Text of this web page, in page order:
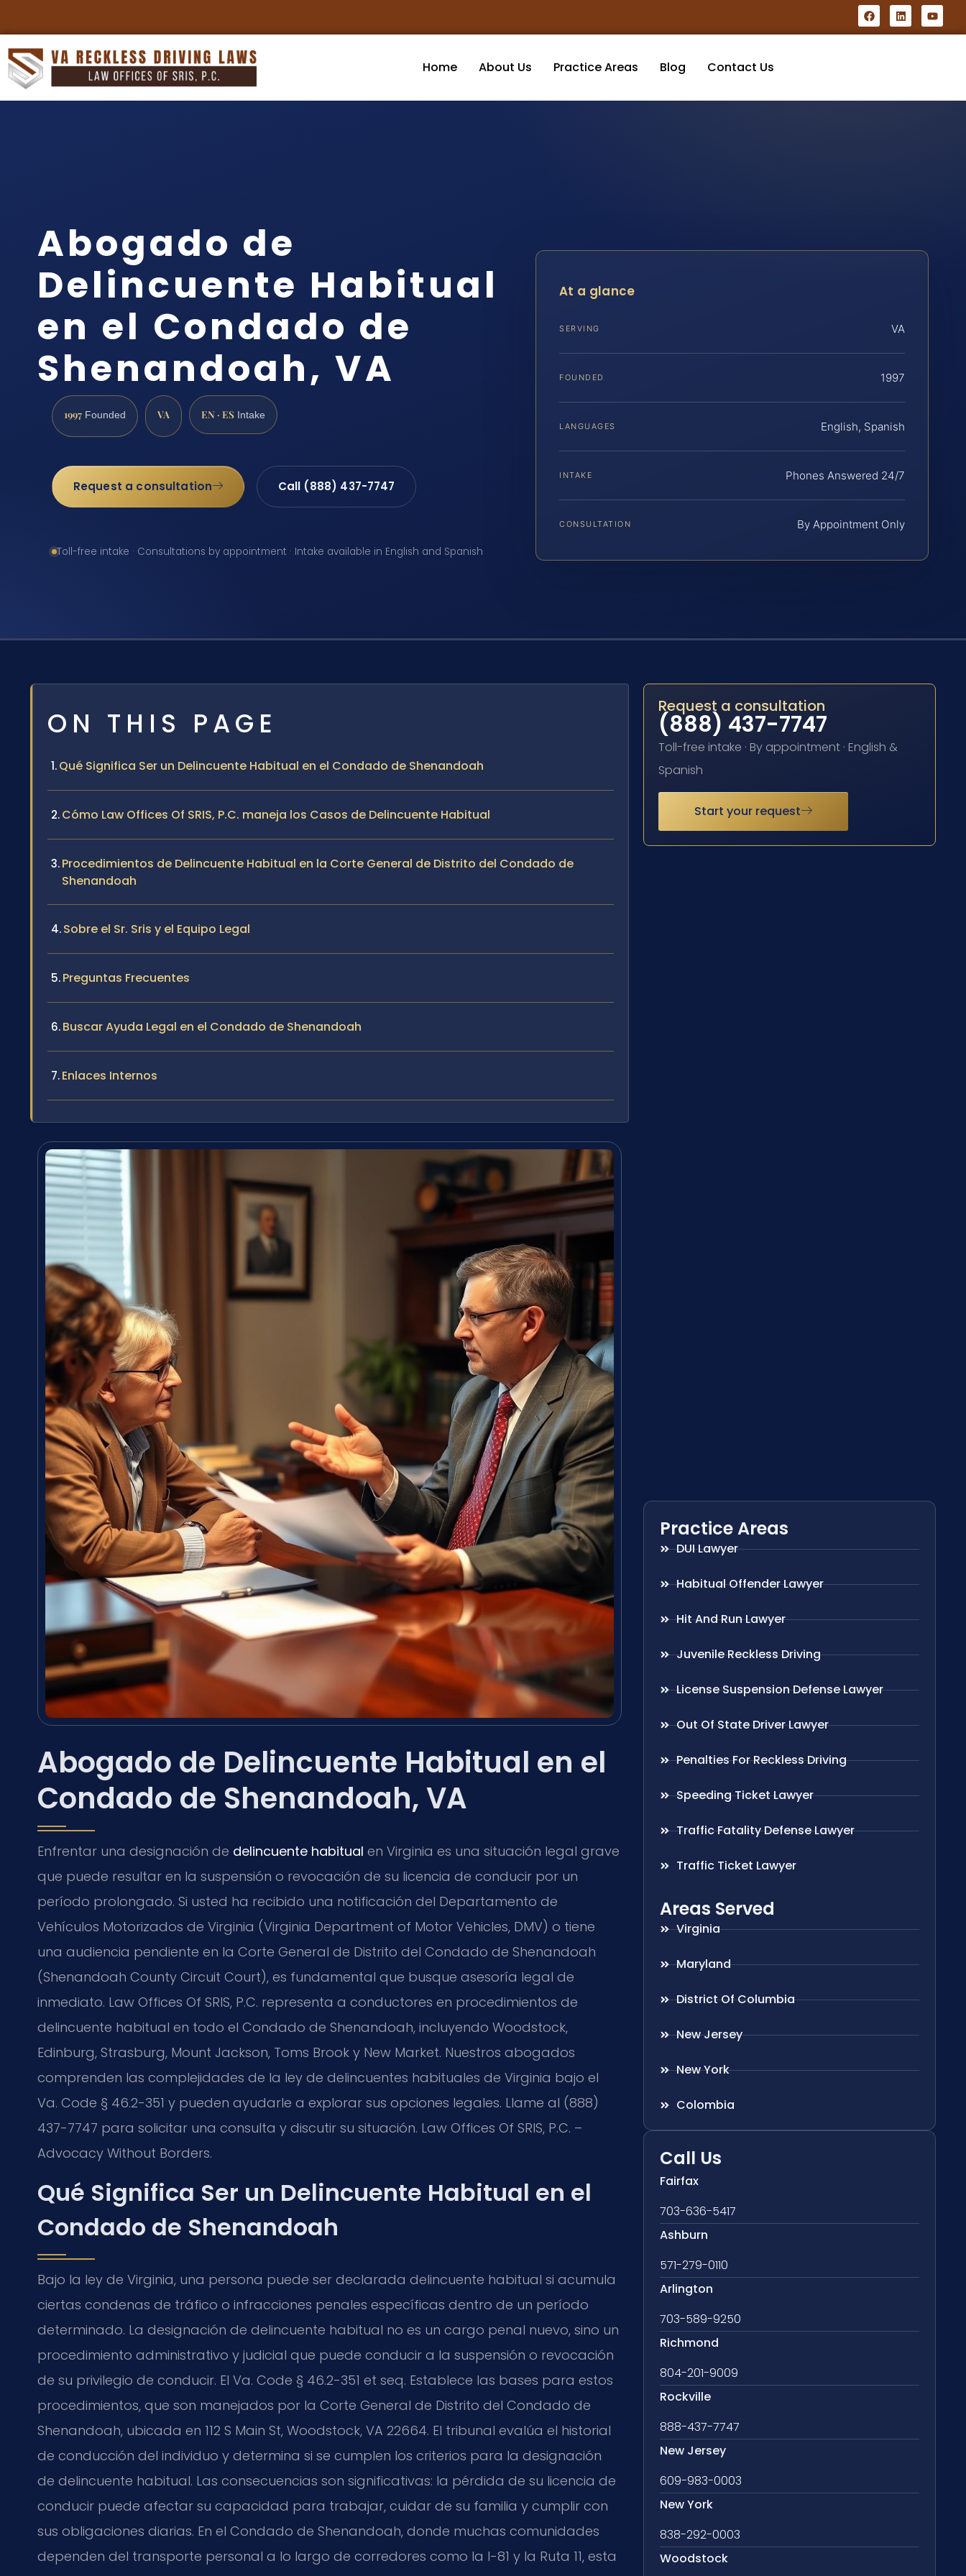
Home About Us Practice Areas Blog Contact Us
Abogado de
Delincuente Habitual
en el Condado de
Shenandoah, VA
1997 Founded VA EN · ES Intake
Request a consultation Call (888) 437-7747
Toll-free intake · Consultations by appointment · Intake available in English and Spanish
At a glance
SERVING VA
FOUNDED 1997
LANGUAGES English, Spanish
INTAKE Phones Answered 24/7
CONSULTATION By Appointment Only
ON THIS PAGE
Qué Significa Ser un Delincuente Habitual en el Condado de Shenandoah
Cómo Law Offices Of SRIS, P.C. maneja los Casos de Delincuente Habitual
Procedimientos de Delincuente Habitual en la Corte General de Distrito del Condado de
Shenandoah
Sobre el Sr. Sris y el Equipo Legal
Preguntas Frecuentes
Buscar Ayuda Legal en el Condado de Shenandoah
Enlaces Internos
Abogado de Delincuente Habitual en el
Condado de Shenandoah, VA
Enfrentar una designación de delincuente habitual en Virginia es una situación legal grave
que puede resultar en la suspensión o revocación de su licencia de conducir por un
período prolongado. Si usted ha recibido una notificación del Departamento de
Vehículos Motorizados de Virginia (Virginia Department of Motor Vehicles, DMV) o tiene
una audiencia pendiente en la Corte General de Distrito del Condado de Shenandoah
(Shenandoah County Circuit Court), es fundamental que busque asesoría legal de
inmediato. Law Offices Of SRIS, P.C. representa a conductores en procedimientos de
delincuente habitual en todo el Condado de Shenandoah, incluyendo Woodstock,
Edinburg, Strasburg, Mount Jackson, Toms Brook y New Market. Nuestros abogados
comprenden las complejidades de la ley de delincuentes habituales de Virginia bajo el
Va. Code § 46.2-351 y pueden ayudarle a explorar sus opciones legales. Llame al (888)
437-7747 para solicitar una consulta y discutir su situación. Law Offices Of SRIS, P.C. –
Advocacy Without Borders.
Qué Significa Ser un Delincuente Habitual en el
Condado de Shenandoah
Bajo la ley de Virginia, una persona puede ser declarada delincuente habitual si acumula
ciertas condenas de tráfico o infracciones penales específicas dentro de un período
determinado. La designación de delincuente habitual no es un cargo penal nuevo, sino un
procedimiento administrativo y judicial que puede conducir a la suspensión o revocación
de su privilegio de conducir. El Va. Code § 46.2-351 et seq. Establece las bases para estos
procedimientos, que son manejados por la Corte General de Distrito del Condado de
Shenandoah, ubicada en 112 S Main St, Woodstock, VA 22664. El tribunal evalúa el historial
de conducción del individuo y determina si se cumplen los criterios para la designación
de delincuente habitual. Las consecuencias son significativas: la pérdida de su licencia de
conducir puede afectar su capacidad para trabajar, cuidar de su familia y cumplir con
sus obligaciones diarias. En el Condado de Shenandoah, donde muchas comunidades
dependen del transporte personal a lo largo de corredores como la I-81 y la Ruta 11, esta
Request a consultation
(888) 437-7747
Toll-free intake · By appointment · English &
Spanish
Start your request
Practice Areas
DUI Lawyer
Habitual Offender Lawyer
Hit And Run Lawyer
Juvenile Reckless Driving
License Suspension Defense Lawyer
Out Of State Driver Lawyer
Penalties For Reckless Driving
Speeding Ticket Lawyer
Traffic Fatality Defense Lawyer
Traffic Ticket Lawyer
Areas Served
Virginia
Maryland
District Of Columbia
New Jersey
New York
Colombia
Call Us
Fairfax
703-636-5417
Ashburn
571-279-0110
Arlington
703-589-9250
Richmond
804-201-9009
Rockville
888-437-7747
New Jersey
609-983-0003
New York
838-292-0003
Woodstock